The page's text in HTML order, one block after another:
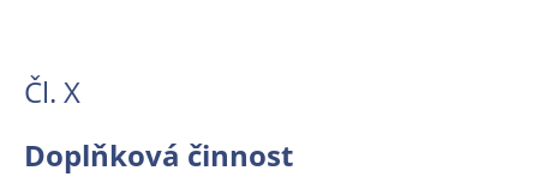
Čl. X
Doplňková činnost